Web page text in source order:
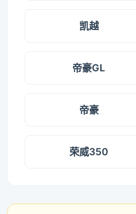
凯越
帝豪GL
帝豪
荣威350